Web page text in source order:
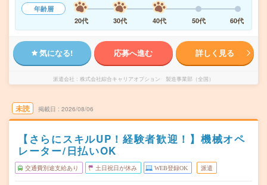
年齢層
20代
30代 40代 50代 60代
気になる! 応募へ進む 詳しく見る
派遣会社 株式会社綜合キャリアオプション 製造事業部（全国）
未読 掲載日 2026/08/06
【さらにスキルUP！経験者歓迎！】機械オペ
レーター/日払いOK
交通費別途支給あり 土日祝日が休み WEB登録OK 派遣